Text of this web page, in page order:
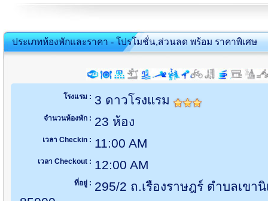
ประเภทห้องพักและราคา - โปรโมชั่น,ส่วนลด พร้อม ราคาพิเศษ
โรงแรม : 3 ดาวโรงแรม
จำนวนห้องพัก : 23 ห้อง
เวลา Checkin : 11:00 AM
เวลา Checkout : 12:00 AM
ที่อยู่ : 295/2 ถ.เรืองราษฎร์ ตำบลเขา